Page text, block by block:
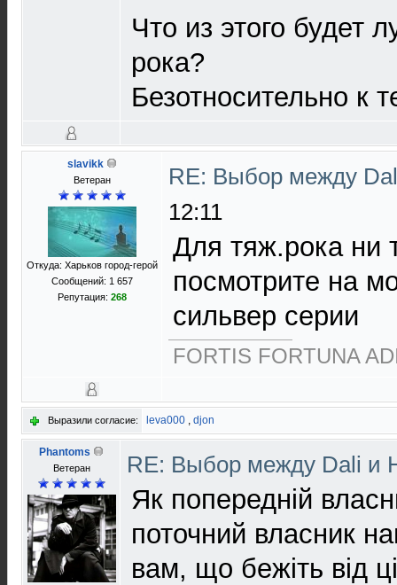
Что из этого будет
рока?
Безотносительно к
slavikk
Ветеран
Откуда: Харьков город-герой
Сообщений: 1 657
Репутация: 268
RE: Выбор между
12:11
Для тяж.рока ни
посмотрите на
сильвер серии
FORTIS FORTUNA
Выразили согласие: leva000 , djon
Phantoms
Ветеран RE: Выбор между Dali и
Як попередній
поточний власник
вам, що бежіть від